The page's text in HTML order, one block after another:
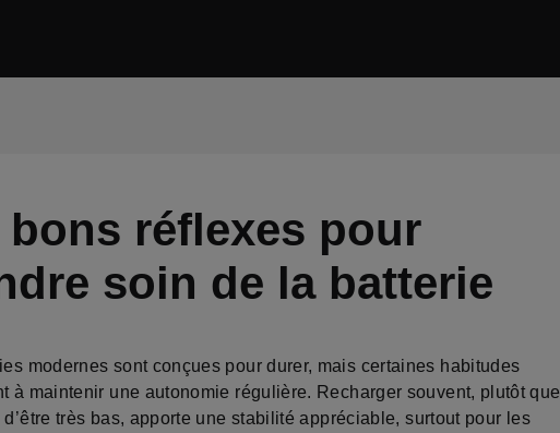
bons réflexes pour
soin de la batterie
modernes sont conçues pour durer, mais certaines habitudes
à maintenir une autonomie régulière. Recharger souvent, plutôt que
d’être très bas, apporte une stabilité appréciable, surtout pour les